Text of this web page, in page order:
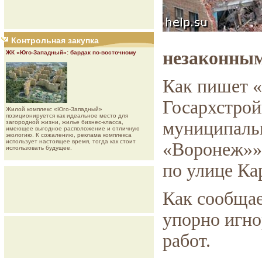
Контрольная закупка
ЖК «Юго-Западный»: бардак по-восточному
Жилой комплекс «Юго-Западный»
позиционируется как идеальное место для
загородной жизни, жилье бизнес-класса,
имеющее выгодное расположение и отличную
экологию. К сожалению, реклама комплекса
использует настоящее время, тогда как стоит
использовать будущее.
Как пишет
по улице
Как
упорно
работ.